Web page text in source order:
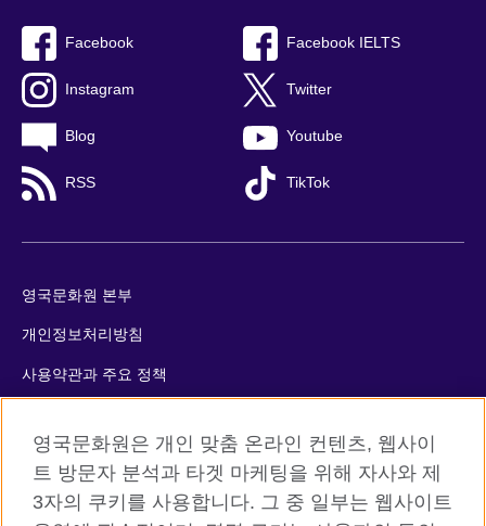
Facebook Facebook IELTS
Instagram Twitter
Blog Youtube
RSS TikTok
영국문화원 본부
개인정보처리방침
사용약관과 주요 정책
사이트맵
© 2026 British Council
영국문화원은 개인 맞춤 온라인 컨텐츠, 웹사이
트 방문자 분석과 타겟 마케팅을 위해 자사와 제
3자의 쿠키를 사용합니다. 그 중 일부는 웹사이트